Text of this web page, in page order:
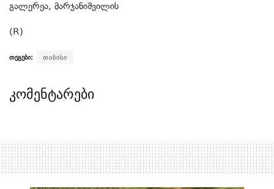
გალერეა, მარჯანიშვილის
(R)
თეგები: თიბისი
კომენტარები